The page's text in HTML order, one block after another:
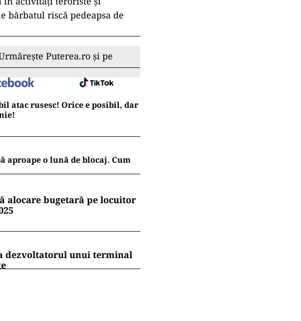
al Inspectoratului
la Prut, unde va rămâne în
pregătesc cazul său pentru
luării unei decizii cu privire
în activități teroriste și
riscă pedeapsa de
Puterea.ro și pe